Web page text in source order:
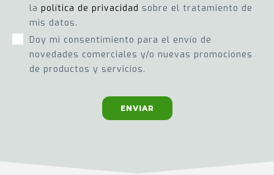
la política de privacidad sobre el tratamiento de
mis datos.
Doy mi consentimiento para el envío de
novedades comerciales y/o nuevas promociones
de productos y servicios.
ENVIAR